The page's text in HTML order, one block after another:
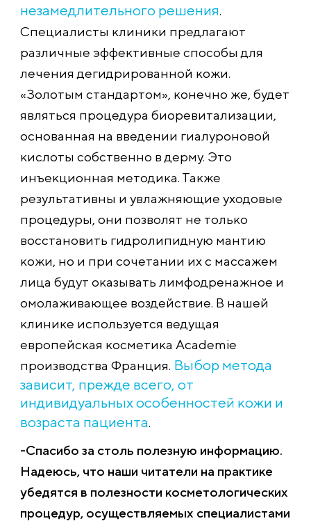
незамедлительного решения.
Специалисты клиники предлагают
различные эффективные способы для
лечения дегидрированной кожи.
«Золотым стандартом», конечно же, будет
являться процедура биоревитализации,
основанная на введении гиалуроновой
кислоты собственно в дерму. Это
инъекционная методика. Также
результативны и увлажняющие уходовые
процедуры, они позволят не только
восстановить гидролипидную мантию
кожи, но и при сочетании их с массажем
лица будут оказывать лимфодренажное и
омолаживающее воздействие. В нашей
клинике используется ведущая
европейская косметика Academie
производства Франция. Выбор метода
зависит, прежде всего, от
индивидуальных особенностей кожи и
возраста пациента.
-Спасибо за столь полезную информацию.
Надеюсь, что наши читатели на практике
убедятся в полезности косметологических
процедур, осуществляемых специалистами